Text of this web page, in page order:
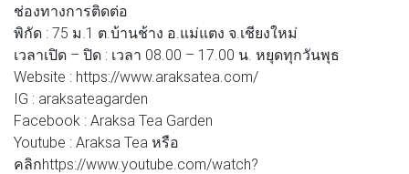
ช่องทางการติดต่อ
พิกัด : 75 ม.1 ต.บ้านช้าง อ.แม่แตง จ.เชียงใหม่
เวลาเปิด – ปิด : เวลา 08.00 – 17.00 น. หยุดทุกวันพุธ
Website : https://www.araksatea.com/
IG : araksateagarden
Facebook : Araksa Tea Garden
Youtube : Araksa Tea หรือ
คลิกhttps://www.youtube.com/watch?